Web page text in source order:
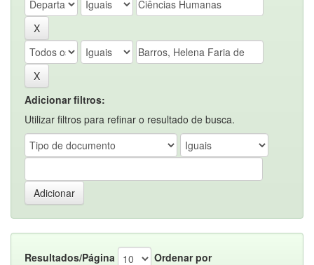
Adicionar filtros:
Utilizar filtros para refinar o resultado de busca.
Resultados/Página
Ordenar por